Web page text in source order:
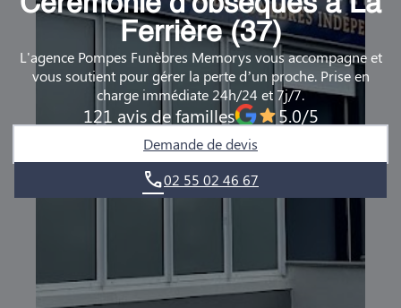
DEMANDE DE RENDEZ-VOUS EN AGENCE
QUI SOMMES-NOUS ?
NOUS REJOINDRE
Ferrière (37)
L'agence Pompes Funèbres Memorys vous accompagne et
vous soutient pour gérer la perte d’un proche. Prise en
charge immédiate 24h/24 et 7j/7.
121 avis de familles 5.0/5
Demande de devis
02 55 02 46 67